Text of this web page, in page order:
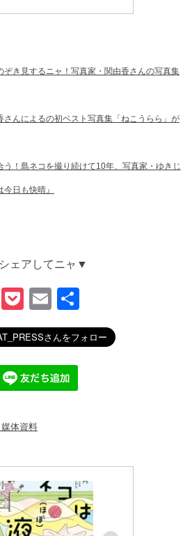
ぞき見するニャ！写真家・関由香さんの写真集
さんによるの初ベスト写真集「ねこうらら」が
！島ネコを撮り続けて10年、写真家・ゆきじ
日も快晴』
ェアしてニャ▼
H
P
o
ck
et
E
m
ail
有
体資料